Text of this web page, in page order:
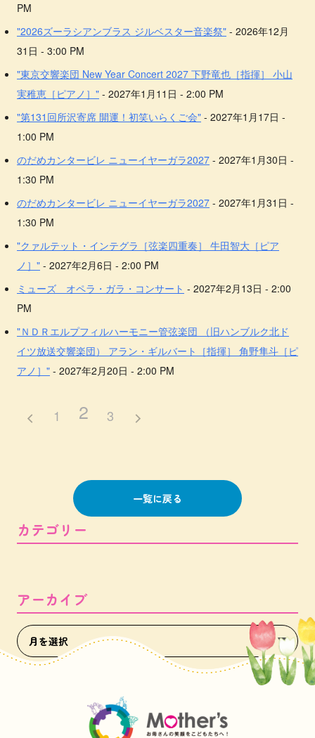
PM
"2026ズーラシアンブラス ジルベスター音楽祭" - 2026年12月
31日 - 3:00 PM
"東京交響楽団 New Year Concert 2027 下野竜也［指揮］ 小山
実稚恵［ピアノ］" - 2027年1月11日 - 2:00 PM
"第131回所沢寄席 開運！初笑いらくご会" - 2027年1月17日 -
1:00 PM
のだめカンタービレ ニューイヤーガラ2027 - 2027年1月30日 -
1:30 PM
のだめカンタービレ ニューイヤーガラ2027 - 2027年1月31日 -
1:30 PM
"クァルテット・インテグラ［弦楽四重奏］ 牛田智大［ピア
ノ］" - 2027年2月6日 - 2:00 PM
ミューズ オペラ・ガラ・コンサート - 2027年2月13日 - 2:00
PM
"ＮＤＲエルプフィルハーモニー管弦楽団 （旧ハンブルク北ド
イツ放送交響楽団） アラン・ギルバート［指揮］ 角野隼斗［ピ
アノ］" - 2027年2月20日 - 2:00 PM
1 2 3
一覧に戻る
カテゴリー
アーカイブ